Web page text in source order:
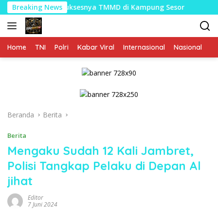
Langsung
ke
konten
Breaking News
Suksesnya TMMD di Kampung Sesor Bukukan
Home TNI Polri Kabar Viral Internasional Nasional
Beranda Berita
Berita
Mengaku Sudah 12 Kali Jambret,
Polisi Tangkap Pelaku di Depan Al
jihat
Editor
7 Juni 2024